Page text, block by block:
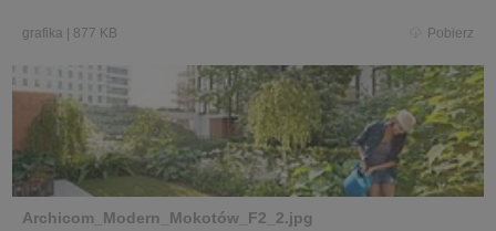
grafika 877 KB Pobierz
Archicom_Modern_Mokotów_F2_2.jpg